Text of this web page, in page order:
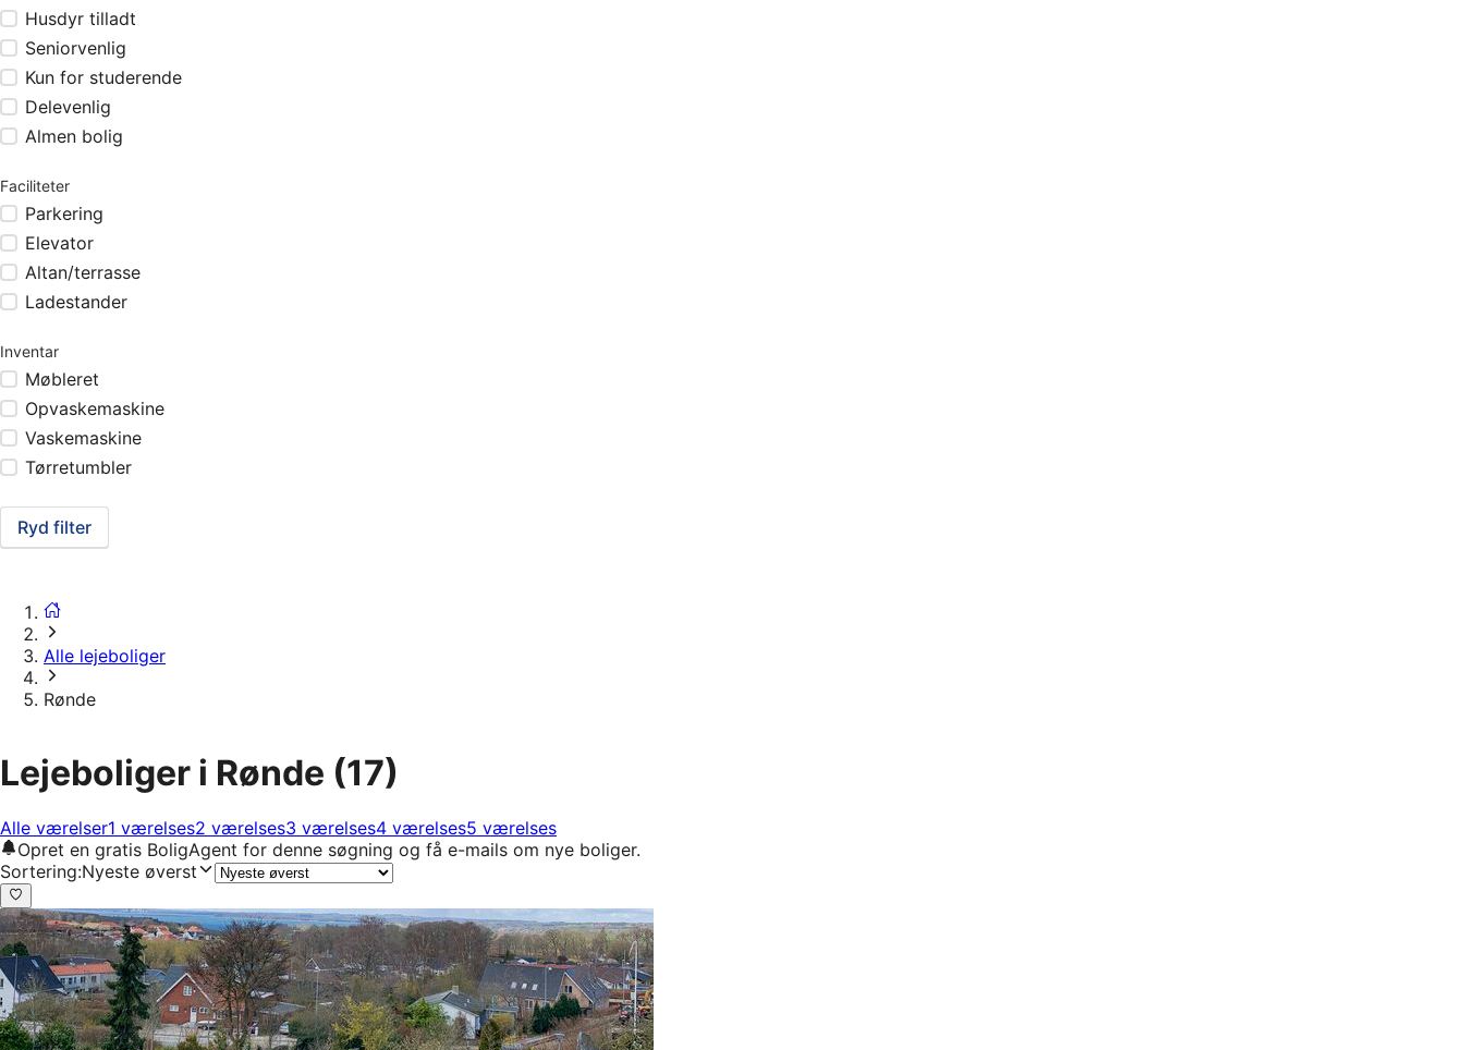
Husdyr tilladt
Seniorvenlig
Kun for studerende
Delevenlig
Almen bolig
Faciliteter
Parkering
Elevator
Altan/terrasse
Ladestander
Inventar
Møbleret
Opvaskemaskine
Vaskemaskine
Tørretumbler
Ryd filter
Alle lejeboliger
Rønde
Lejeboliger i Rønde (17)
Alle værelser1 værelses2 værelses3 værelses4 værelses5 værelses
Opret en gratis BoligAgent for denne søgning og få e-mails om nye boliger.
Sortering:Nyeste øverst